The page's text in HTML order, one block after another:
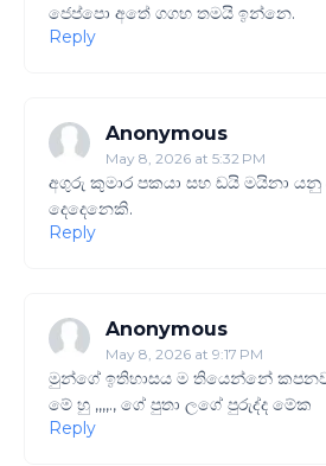
ජෙප්පො අතේ ගගහ තමයි ඉන්නෙ.
Reply
Anonymous
May 8, 2026 at 5:32 PM
අගුරු කුමාර පකයා සහ ඩයි මයිනා යනු
දෙදෙනෙකි.
Reply
Anonymous
May 8, 2026 at 9:17 PM
මුන්ගේ ඉතිහාසය ම තියෙන්නේ
මේ හු ,,,,., ගේ පුතා ලගේ පුරුද්ද මේක
Reply